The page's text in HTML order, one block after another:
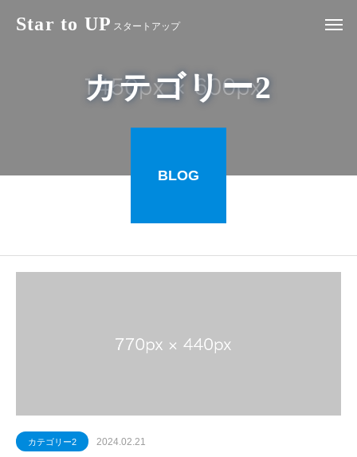
Star to UP スタートアップ
カテゴリー2
BLOG
カテゴリー2 2024.02.21